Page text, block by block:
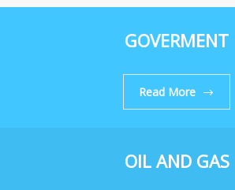
GOVERMENT
Read More
OIL AND GAS